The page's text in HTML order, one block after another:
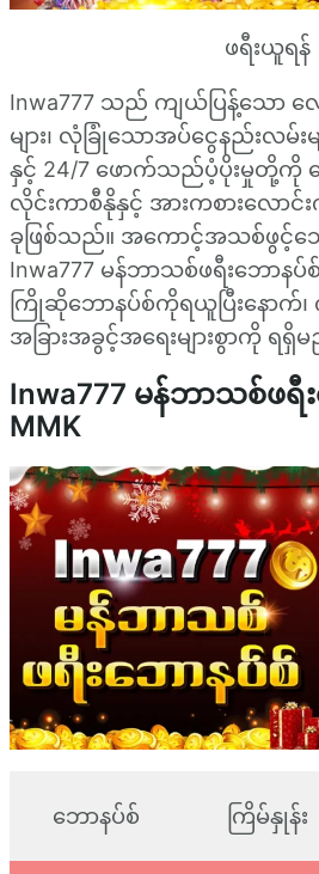
ဖရီးယူရန်
Inwa777 သည် ကျယ်ပြန့်သော လ
များ၊ လုံခြုံသောအပ်ငွေနည်းလမ်းမ
နှင့် 24/7 ဖောက်သည်ပံ့ပိုးမှုတို့ကို
လိုင်းကာစီနိုနှင့် အားကစားလောင်
ခုဖြစ်သည်။ အကောင့်အသစ်ဖွင့်
Inwa777 မန်ဘာသစ်ဖရီးဘောနပ်
ကြိုဆိုဘောနပ်စ်ကိုရယူပြီးနောက်၊
အခြားအခွင့်အရေးများစွာကို ရရှိ
Inwa777 မန်ဘာသစ်ဖရီ
MMK
ဘောနပ်စ် ကြိမ်နှုန်း